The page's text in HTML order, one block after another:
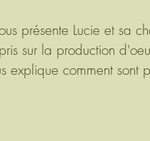
présente Lucie et sa
sur la production
explique comment sont